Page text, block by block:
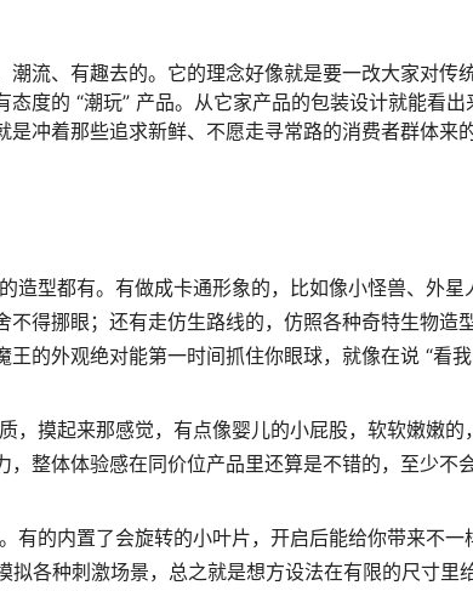
流、有趣去的。它的理念好像就是要一改大家对传
度的 “潮玩” 产品。从它家产品的包装设计就能看出
冲着那些追求新鲜、不愿走寻常路的消费者群体来
造型都有。有做成卡通形象的，比如像小怪兽、外星
得挪眼；还有走仿生路线的，仿照各种奇特生物造
的外观绝对能第一时间抓住你眼球，就像在说 “看
，摸起来那感觉，有点像婴儿的小屁股，软软嫩嫩的
整体体验感在同价位产品里还算是不错的，至少不
有的内置了会旋转的小叶片，开启后能给你带来不一
拟各种刺激场景，总之就是想方设法在有限的尺寸里